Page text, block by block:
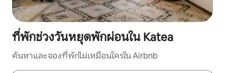
ที่พักช่วงวันหยุดพักผ่อนใน Katea
ค้นหาและจองที่พักไม่เหมือนใครใน Airbnb